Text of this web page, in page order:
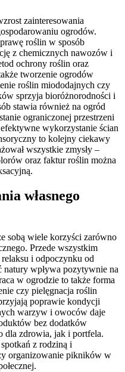
zainteresowania
ogrodów.
roślin w sposób
z chemicznych nawozów i
ochrony roślin oraz
tworzenie ogrodów
roślin miododajnych czy
sprzyja bioróżnorodności i
stawia również na ogród
ograniczonej przestrzeni
wykorzystanie ścian
to kolejny ciekawy
wszystkie zmysły –
oraz faktur roślin można
własnego
sobą wiele korzyści zarówno
Przede wszystkim
i odpoczynku od
wpływa pozytywnie na
w ogrodzie to także forma
czy pielęgnacja roślin
poprawie kondycji
warzyw i owoców daje
bez dodatków
dla zdrowia, jak i portfela.
z rodziną i
organizowanie pikników w